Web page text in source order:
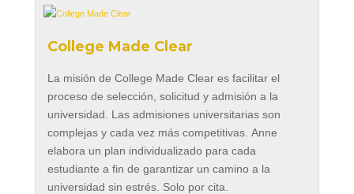
College Made Clear
La misión de College Made Clear es facilitar el
proceso de selección, solicitud y admisión a la
universidad. Las admisiones universitarias son
complejas y cada vez más competitivas. Anne
elabora un plan individualizado para cada
estudiante a fin de garantizar un camino a la
universidad sin estrés. Solo por cita.